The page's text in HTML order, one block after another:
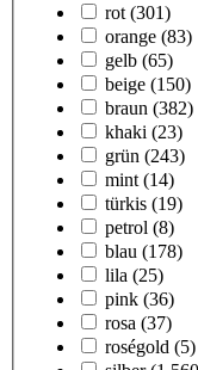
rot (301)
orange (83)
gelb (65)
beige (150)
braun (382)
khaki (23)
grün (243)
mint (14)
türkis (19)
petrol (8)
blau (178)
lila (25)
pink (36)
rosa (37)
roségold (5)